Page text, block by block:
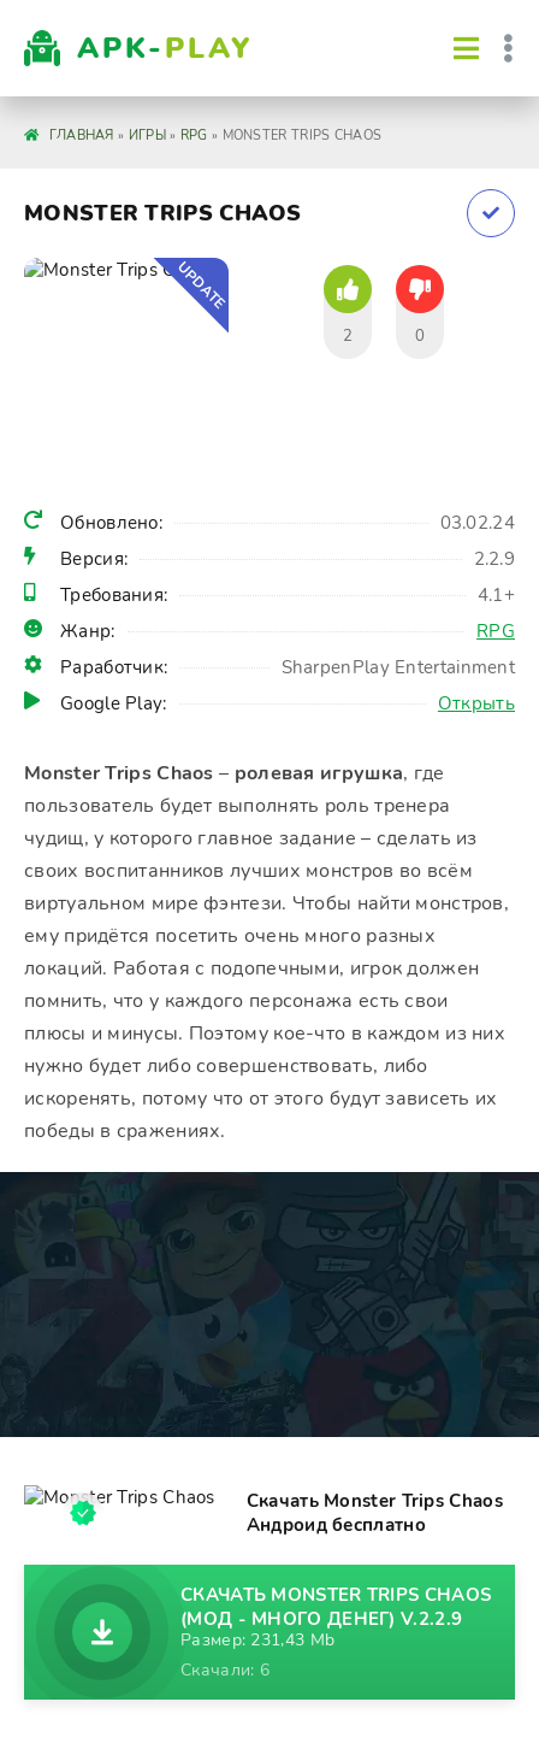
APK-PLAY
ГЛАВНАЯ » ИГРЫ» RPG » MONSTER TRIPS CHAOS
MONSTER TRIPS CHAOS
Обновлено:
03.02.24
Версия:
2.2.9
Требования:
4.1+
Жанр:
RPG
Раработчик:
SharpenPlay Entertainment
Google Play:
Открыть
UPDATE
2 0
Monster Trips Chaos – ролевая игрушка, где
пользователь будет выполнять роль тренера
чудищ, у которого главное задание – сделать из
своих воспитанников лучших монстров во всём
виртуальном мире фэнтези. Чтобы найти монстров,
ему придётся посетить очень много разных
локаций. Работая с подопечными, игрок должен
помнить, что у каждого персонажа есть свои
плюсы и минусы. Поэтому кое-что в каждом из них
нужно будет либо совершенствовать, либо
искоренять, потому что от этого будут зависеть их
победы в сражениях.
Скачать Monster Trips Chaos
Андроид бесплатно
СКАЧАТЬ MONSTER TRIPS CHAOS
(МОД - МНОГО ДЕНЕГ) V.2.2.9
Размер: 231,43 Mb
Скачали: 6